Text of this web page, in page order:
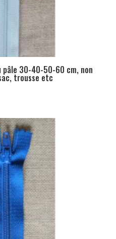
pâle 30-40-50-60 cm, non
trousse etc